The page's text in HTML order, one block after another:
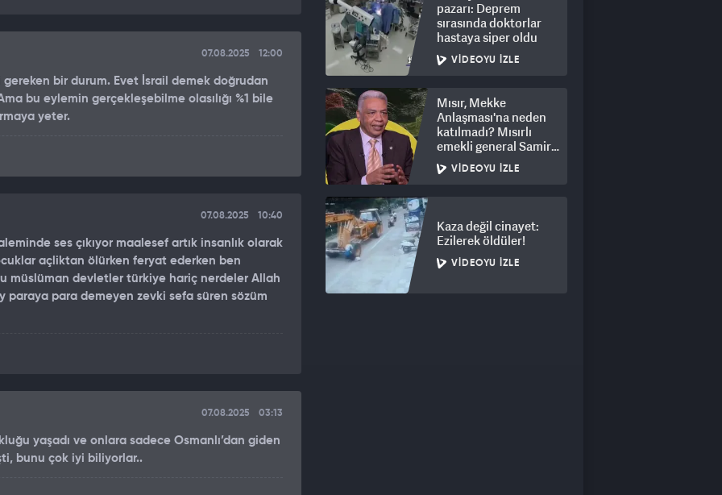
kabul edilemez olduğunu belirtti. BM’nin ve
sivillerin temel ihtiyaçlarına erişimini sağlamak
başarısızlık olur” dedi.
BÖLÜMÜ NE DİYOR?
BM Güvenlik Konseyi'nin barışı koruma
"barışa yönelik herhangi bir tehdit, barışın ihlali
eylemlerde bulunma yetkisi verir.
kısıtlayan sıkı kuşatması altındaki Gazze
gereçler ve hijyen malzemesinin bulunamadığı
üzere açlık nedeniyle ölümler artıyor.
7 Ekim 2023'ten bu yana açlık nedeniyle 93'ü
"açlığı ve susuzluğu silah olarak" kullandığını
07.08.2025 12:00
bir durum. Evet İsrail demek doğrudan
bu eylemin gerçekleşebilme olasılığı %1 bile
yeter.
07.08.2025 10:40
ses çıkıyor maalesef artık insanlık olarak
açliktan ölürken feryat ederken ben
müslüman devletler türkiye hariç nerdeler Allah
paraya para demeyen zevki sefa süren sözüm
07.08.2025 03:13
yaşadı ve onlara sadece Osmanlı’dan giden
bunu çok iyi biliyorlar..
pazarı: Deprem
sırasında doktorlar
hastaya siper oldu
VIDEOYU İZLE
Mısır, Mekke
Anlaşması'na neden
katılmadı? Mısırlı
emekli general Samir
Ragheb açıkladı
VIDEOYU İZLE
Kaza değil cinayet:
Ezilerek öldüler!
VIDEOYU İZLE